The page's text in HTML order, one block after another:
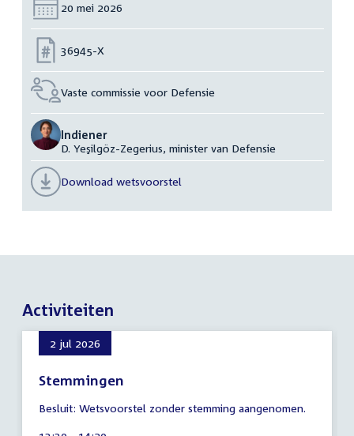
Datum:
20 mei 2026
Nummer:
36945-X
Vaste commissie voor Defensie
Indiener
D. Yeşilgöz-Zegerius, minister van Defensie
Download wetsvoorstel
Activiteiten
2 jul 2026
Stemmingen
augustus
Besluit: Wetsvoorstel zonder stemming aangenomen.